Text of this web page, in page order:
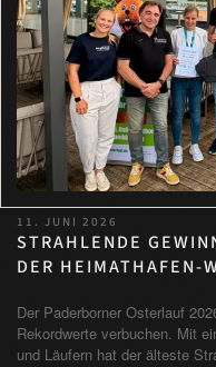
11. JUNI 2026
STRAHLENDE
DER HEIMATHAFEN-
Der Paderborner Osterlauf
Rekordwerte verbuchen. Mit
und Läufern hat der älteste